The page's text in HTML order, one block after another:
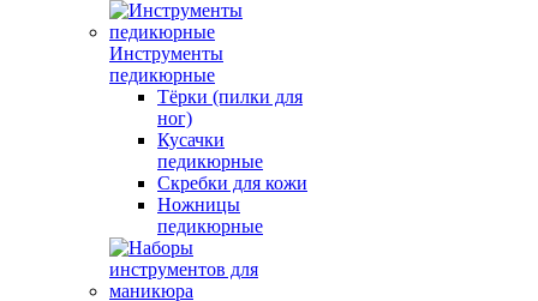
Инструменты
педикюрные
Тёрки (пилки для
ног)
Кусачки
педикюрные
Скребки для кожи
Ножницы
педикюрные